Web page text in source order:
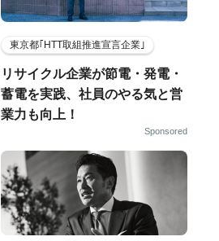
東京都｢HTT取組推進宣言企業｣
リサイクル企業が節電・発電・
蓄電を実践、社員のやる気と営
業力も向上！
Sponsored